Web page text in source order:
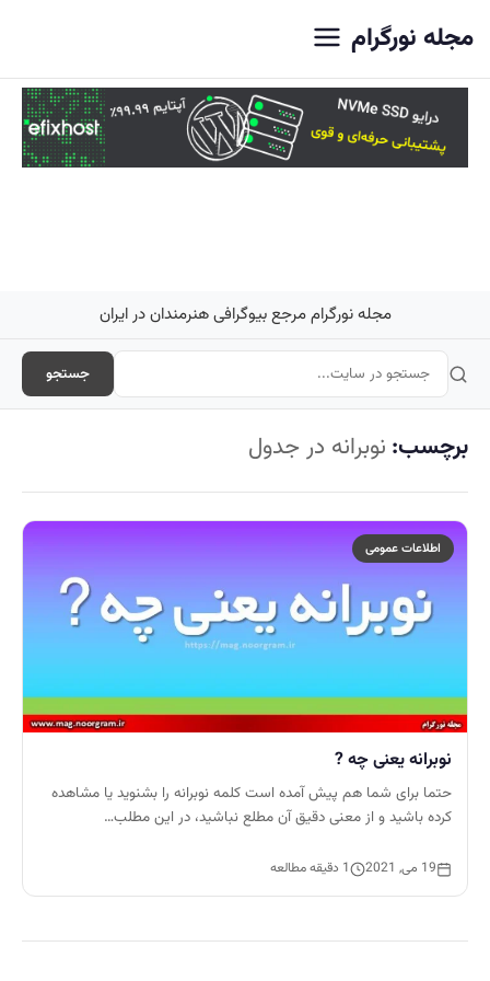
مجله نورگرام
مجله نورگرام مرجع بیوگرافی هنرمندان در ایران
جستجو
برچسب: نوبرانه در جدول
اطلاعات عمومی
نوبرانه یعنی چه ?
حتما برای شما هم پیش آمده است کلمه نوبرانه را بشنوید یا مشاهده
کرده باشید و از معنی دقیق آن مطلع نباشید، در این مطلب…
19 می, 2021 1 دقیقه مطالعه